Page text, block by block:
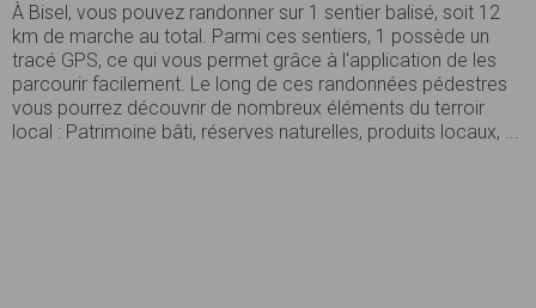
À Bisel, vous pouvez randonner sur 1 sentier balisé, soit 12
km de marche au total. Parmi ces sentiers, 1 possède un
tracé GPS, ce qui vous permet grâce à l'application de les
parcourir facilement. Le long de ces randonnées pédestres
vous pourrez découvrir de nombreux éléments du terroir
local : Patrimoine bâti, réserves naturelles, produits locaux, ...